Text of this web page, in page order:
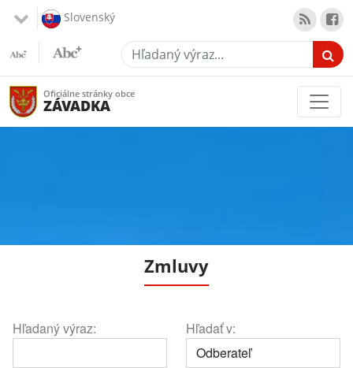
Slovenský
Hľadaný výraz...
Oficiálne stránky obce
ZÁVADKA
Zmluvy
Hľadaný výraz: Hľadať v: